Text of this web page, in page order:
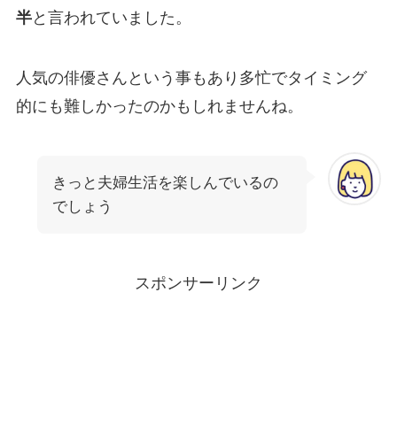
半と言われていました。
人気の俳優さんという事もあり多忙でタイミング
的にも難しかったのかもしれませんね。
きっと夫婦生活を楽しんでいるの
でしょう
スポンサーリンク